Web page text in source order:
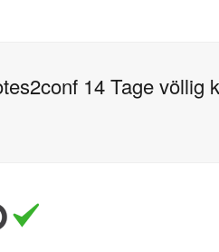
14 Tage völlig